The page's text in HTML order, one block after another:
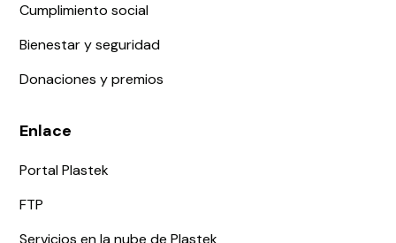
Cumplimiento social
Bienestar y seguridad
Donaciones y premios
Enlace
Portal Plastek
FTP
Servicios en la nube de Plastek